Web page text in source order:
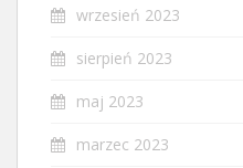
wrzesień 2023
sierpień 2023
maj 2023
marzec 2023